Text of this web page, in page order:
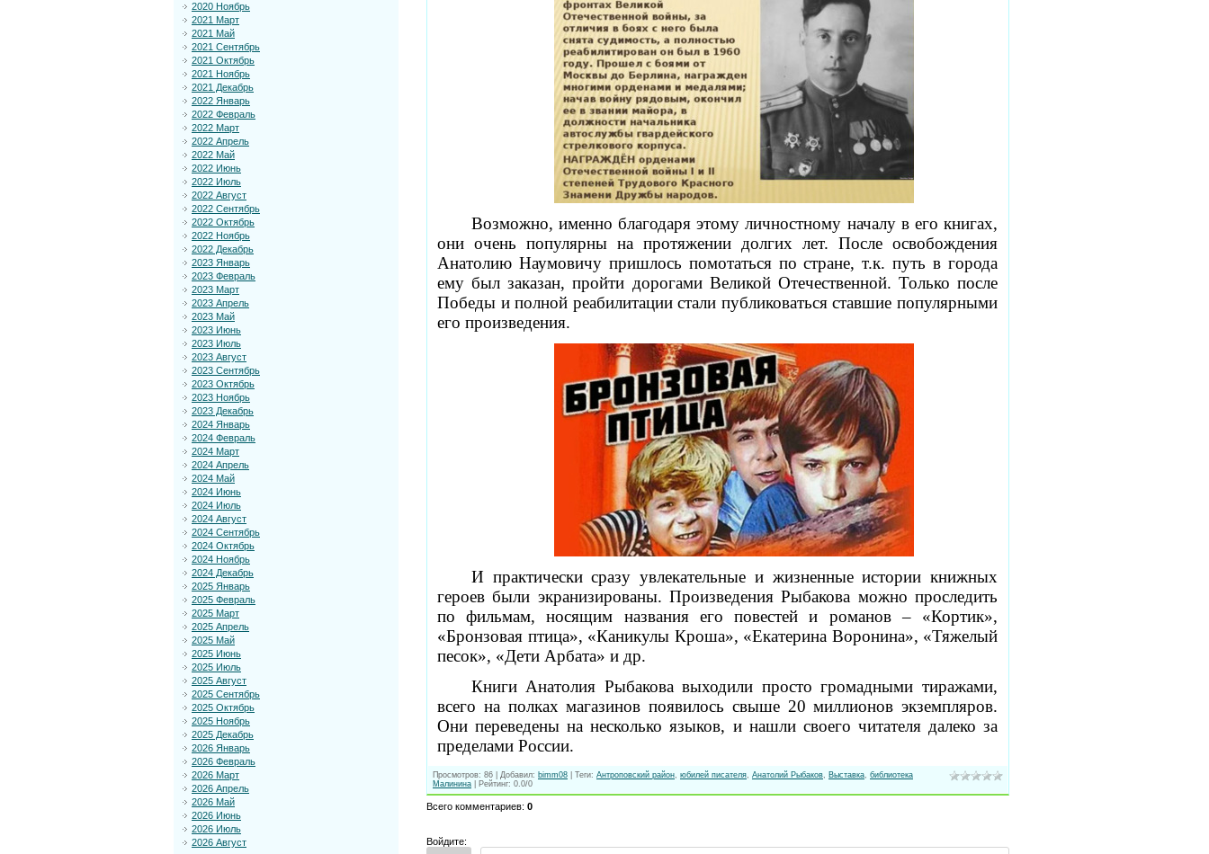
2020 Ноябрь
2021 Март
2021 Май
2021 Сентябрь
2021 Октябрь
2021 Ноябрь
2021 Декабрь
2022 Январь
2022 Февраль
2022 Март
2022 Апрель
2022 Май
2022 Июнь
2022 Июль
2022 Август
2022 Сентябрь
2022 Октябрь
2022 Ноябрь
2022 Декабрь
2023 Январь
2023 Февраль
2023 Март
2023 Апрель
2023 Май
2023 Июнь
2023 Июль
2023 Август
2023 Сентябрь
2023 Октябрь
2023 Ноябрь
2023 Декабрь
2024 Январь
2024 Февраль
2024 Март
2024 Апрель
2024 Май
2024 Июнь
2024 Июль
2024 Август
2024 Сентябрь
2024 Октябрь
2024 Ноябрь
2024 Декабрь
2025 Январь
2025 Февраль
2025 Март
2025 Апрель
2025 Май
2025 Июнь
2025 Июль
2025 Август
2025 Сентябрь
2025 Октябрь
2025 Ноябрь
2025 Декабрь
2026 Январь
2026 Февраль
2026 Март
2026 Апрель
2026 Май
2026 Июнь
2026 Июль
2026 Август
Возможно, именно благодаря этому личностному началу в его книгах,
они очень популярны на протяжении долгих лет. После освобождения
Анатолию Наумовичу пришлось помотаться по стране, т.к. путь в города
ему был заказан, пройти дорогами Великой Отечественной. Только после
Победы и полной реабилитации стали публиковаться ставшие популярными
его произведения.
И практически сразу увлекательные и жизненные истории книжных
героев были экранизированы. Произведения Рыбакова можно проследить
по фильмам, носящим названия его повестей и романов – «Кортик»,
«Бронзовая птица», «Каникулы Кроша», «Екатерина Воронина», «Тяжелый
песок», «Дети Арбата» и др.
Книги Анатолия Рыбакова выходили просто громадными тиражами,
всего на полках магазинов появилось свыше 20 миллионов экземпляров.
Они переведены на несколько языков, и нашли своего читателя далеко за
пределами России.
Просмотров: 86 Добавил: bimm08 Теги: Антроповский район, юбилей писателя, Анатолий Рыбаков, Выставка, библиотека
Малинина
Рейтинг: 0.0/0
Всего комментариев: 0
Войдите: